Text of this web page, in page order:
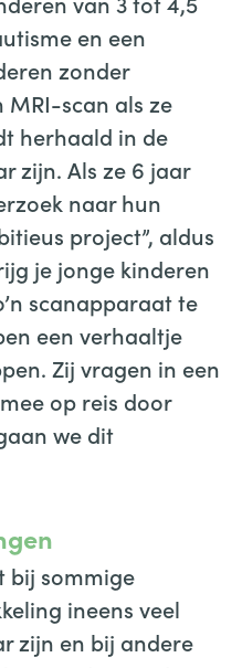
en een
zonder
MRI-scan als ze
herhaald in de
zijn. Als ze 6 jaar
naar hun
project”, aldus
je jonge kinderen
scanapparaat te
een verhaaltje
Zij vragen in een
op reis door
we dit
bij sommige
ineens veel
zijn en bij andere